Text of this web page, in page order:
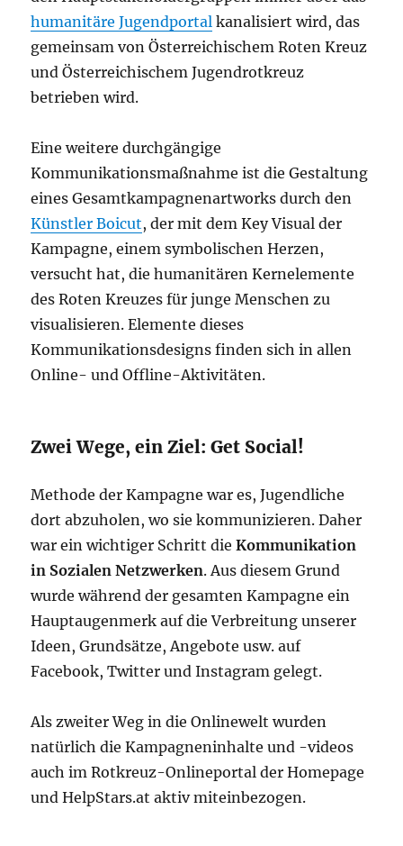
humanitäre Jugendportal kanalisiert wird, das
gemeinsam von Österreichischem Roten Kreuz
und Österreichischem Jugendrotkreuz
betrieben wird.
Eine weitere durchgängige
Kommunikationsmaßnahme ist die Gestaltung
eines Gesamtkampagnenartworks durch den
Künstler Boicut, der mit dem Key Visual der
Kampagne, einem symbolischen Herzen,
versucht hat, die humanitären Kernelemente
des Roten Kreuzes für junge Menschen zu
visualisieren. Elemente dieses
Kommunikationsdesigns finden sich in allen
Online- und Offline-Aktivitäten.
Zwei Wege, ein Ziel: Get Social!
Methode der Kampagne war es, Jugendliche
dort abzuholen, wo sie kommunizieren. Daher
war ein wichtiger Schritt dieKommunikation
in Sozialen Netzwerken. Aus diesem Grund
wurde während der gesamten Kampagne ein
Hauptaugenmerk auf die Verbreitung unserer
Ideen, Grundsätze, Angebote usw. auf
Facebook, Twitter und Instagram gelegt.
Als zweiter Weg in die Onlinewelt wurden
natürlich die Kampagneninhalte und -videos
auch im Rotkreuz-Onlineportal der Homepage
und HelpStars.at aktiv miteinbezogen.